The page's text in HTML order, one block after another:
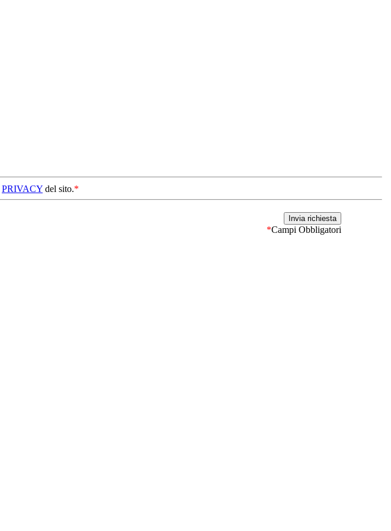
PRIVACY del sito.*
*Campi Obbligatori